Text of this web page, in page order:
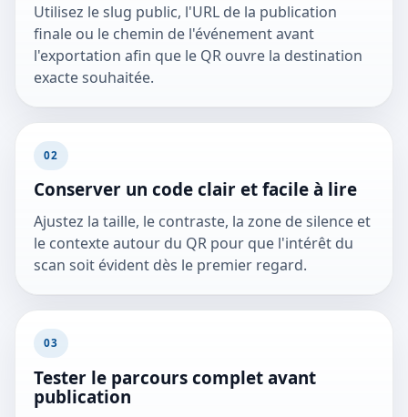
Utilisez le slug public, l'URL de la publication
finale ou le chemin de l'événement avant
l'exportation afin que le QR ouvre la destination
exacte souhaitée.
02
Conserver un code clair et facile à lire
Ajustez la taille, le contraste, la zone de silence et
le contexte autour du QR pour que l'intérêt du
scan soit évident dès le premier regard.
03
Tester le parcours complet avant
publication